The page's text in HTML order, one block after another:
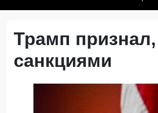
Трамп
санкциями